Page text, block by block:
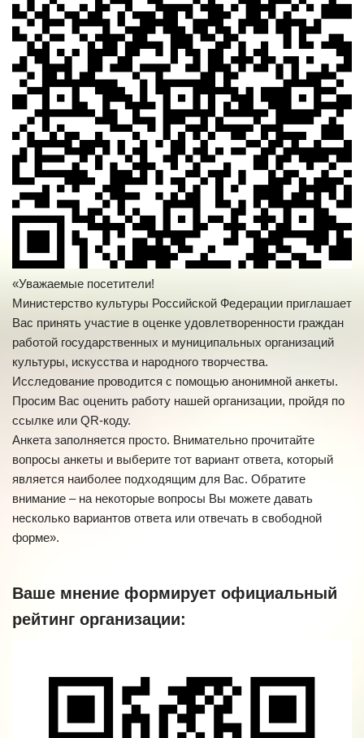
«Уважаемые посетители!
Министерство культуры Российской Федерации приглашает
Вас принять участие в оценке удовлетворенности граждан
работой государственных и муниципальных организаций
культуры, искусства и народного творчества.
Исследование проводится с помощью анонимной анкеты.
Просим Вас оценить работу нашей организации, пройдя по
ссылке или QR-коду.
Анкета заполняется просто. Внимательно прочитайте
вопросы анкеты и выберите тот вариант ответа, который
является наиболее подходящим для Вас. Обратите
внимание – на некоторые вопросы Вы можете давать
несколько вариантов ответа или отвечать в свободной
форме».
Ваше мнение формирует официальный
рейтинг организации: